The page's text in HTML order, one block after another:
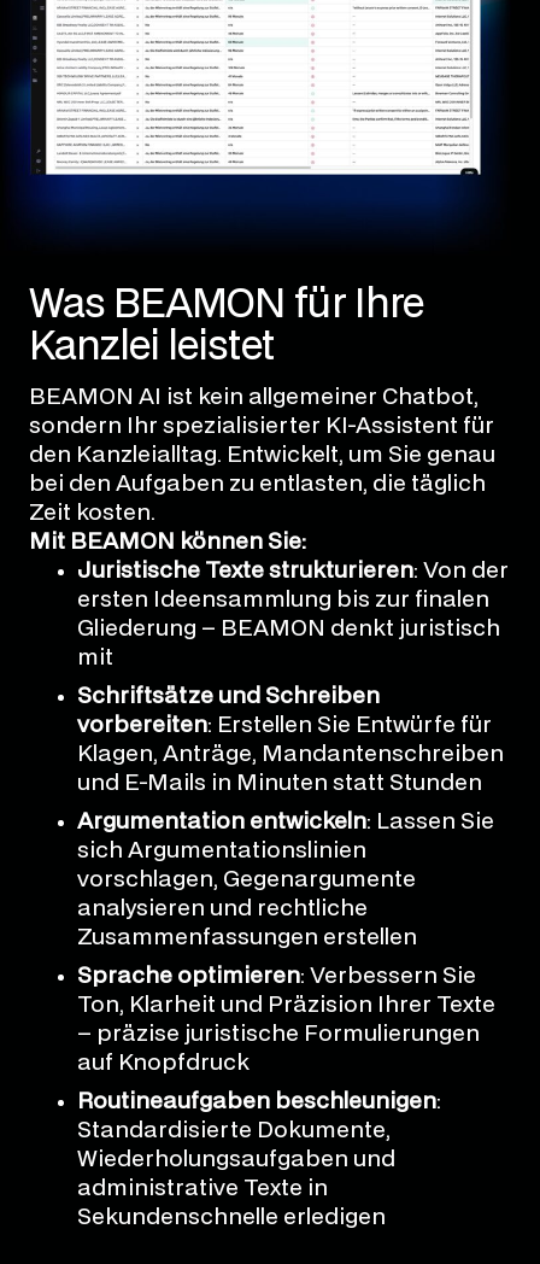
Was BEAMON für Ihre
Kanzlei leistet
BEAMON AI ist kein allgemeiner Chatbot,
sondern Ihr spezialisierter KI-Assistent für
den Kanzleialltag. Entwickelt, um Sie genau
bei den Aufgaben zu entlasten, die täglich
Zeit kosten.
Mit BEAMON können Sie:
Juristische Texte strukturieren: Von der
ersten Ideensammlung bis zur finalen
Gliederung – BEAMON denkt juristisch
mit
Schriftsätze und Schreiben
vorbereiten: Erstellen Sie Entwürfe für
Klagen, Anträge, Mandantenschreiben
und E-Mails in Minuten statt Stunden
Argumentation entwickeln: Lassen Sie
sich Argumentationslinien
vorschlagen, Gegenargumente
analysieren und rechtliche
Zusammenfassungen erstellen
Sprache optimieren: Verbessern Sie
Ton, Klarheit und Präzision Ihrer Texte
– präzise juristische Formulierungen
auf Knopfdruck
Routineaufgaben beschleunigen:
Standardisierte Dokumente,
Wiederholungsaufgaben und
administrative Texte in
Sekundenschnelle erledigen